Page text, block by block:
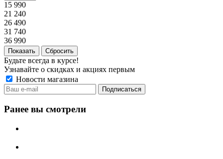
15 990
21 240
26 490
31 740
36 990
Сбросить
Будьте всегда в курсе!
Узнавайте о скидках и акциях первым
Новости магазина
Ранее вы смотрели